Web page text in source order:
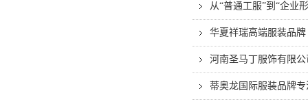
从“普通工服”到“企业
华夏祥瑞高端服装品牌
河南圣马丁服饰有限公
蒂奥龙国际服装品牌